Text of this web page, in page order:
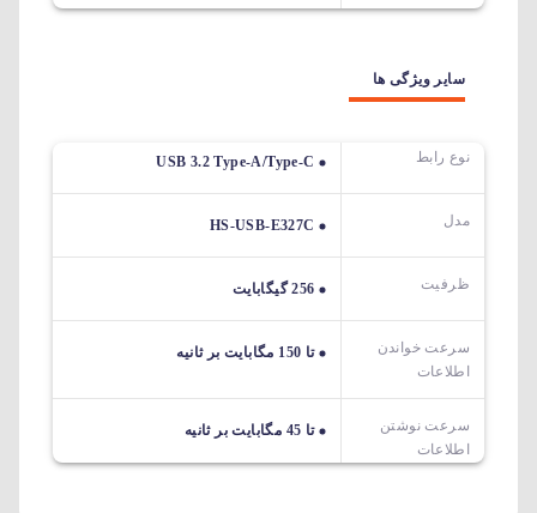
سایر ویژگی ها
نوع رابط USB 3.2 Type-A/Type-C
مدل HS-USB-E327C
ظرفیت 256 گیگابایت
سرعت خواندن
اطلاعات
تا 150 مگابایت بر ثانیه
سرعت نوشتن
اطلاعات
تا 45 مگابایت بر ثانیه